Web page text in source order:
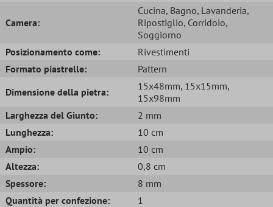
Camera:
Cucina, Bagno, Lavanderia,
Ripostiglio, Corridoio,
Soggiorno
Posizionamento come:
Rivestimenti
Formato piastrelle:
Pattern
Dimensione della pietra:
15x48mm, 15x15mm,
15x98mm
Larghezza del Giunto:
2 mm
Lunghezza:
10 cm
Ampio:
10 cm
Altezza:
0,8 cm
Spessore:
8 mm
Quantità per confezione:
1